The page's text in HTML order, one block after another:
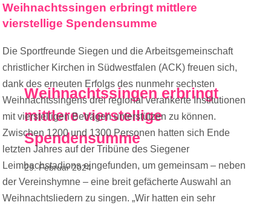
Weihnachtssingen erbringt
mittlere vierstellige
Spendensumme
29. Februar 2024
Weihnachtssingen erbringt mittlere
vierstellige Spendensumme
Die Sportfreunde Siegen und die Arbeitsgemeinschaft
christlicher Kirchen in Südwestfalen (ACK) freuen sich,
dank des erneuten Erfolgs des nunmehr sechsten
Weihnachtssingens drei regional verankerte Institutionen
mit vierstelligen Beträgen unterstützen zu können.
Zwischen 1200 und 1300 Personen hatten sich Ende
letzten Jahres auf der Tribüne des Siegener
Leimbachstadions eingefunden, um gemeinsam – neben
der Vereinshymne – eine breit gefächerte Auswahl an
Weihnachtsliedern zu singen. „Wir hatten ein sehr